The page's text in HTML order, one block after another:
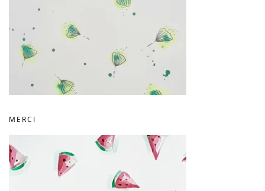
MERCI